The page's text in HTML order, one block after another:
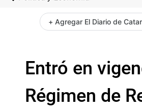
+ Agregar El Diario de
Entró en
Régimen de